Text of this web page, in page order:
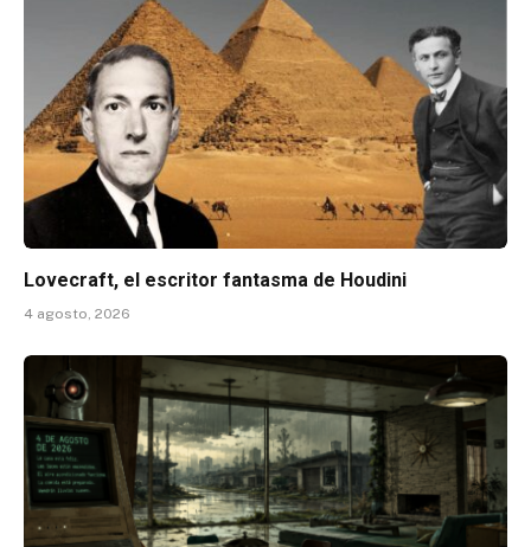
Lovecraft, el escritor fantasma de Houdini
4 agosto, 2026